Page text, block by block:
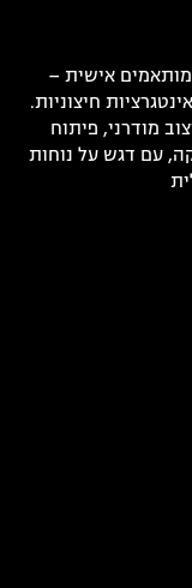
אישית –
חיצוניות.
מודרני, פיתוח
עם דגש על נוחות